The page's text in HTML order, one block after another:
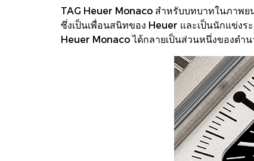
TAG Heuer Monaco สำหรับบทบาทในภาพ
ซึ่งเป็นเพื่อนสนิทของ Heuer และเป็นนักแข่ง
Heuer Monaco ได้กลายเป็นส่วนหนึ่งของตำ